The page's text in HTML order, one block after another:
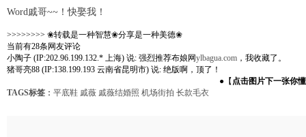
Word戚哥~~！快娶我！
>>>>>>>> ❀转载是一种智慧❀分享是一种美德❀
当前有28条网友评论
小陶子 (IP:202.96.199.132.* 上海) 说: 强烈推荐布娘网ylbagua.com ，我收藏了。
猪哥亮88 (IP:138.199.193 云南省昆明市) 说: 绝版啊，顶了！
●【 点击图片下一张你
TAGS标签 ： 平底鞋 戚薇 戚薇结婚照 机场街拍 长款毛衣